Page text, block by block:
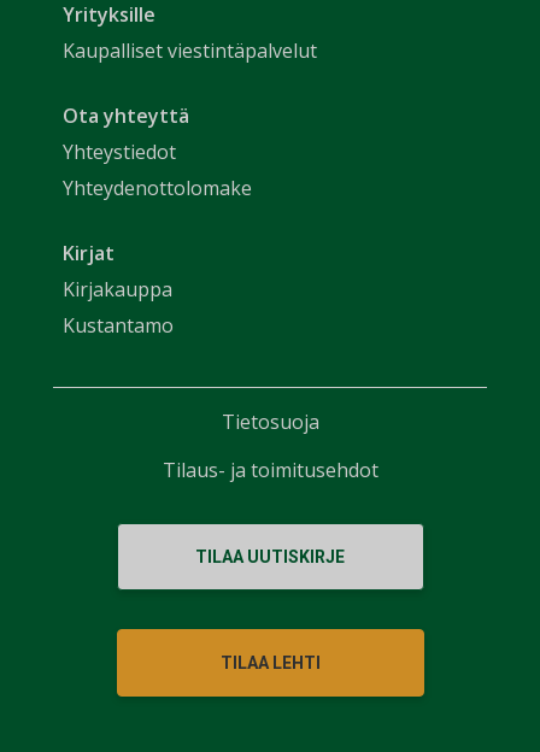
Yrityksille
Kaupalliset viestintäpalvelut
Ota yhteyttä
Yhteystiedot
Yhteydenottolomake
Kirjat
Kirjakauppa
Kustantamo
TILAA UUTISKIRJE
TILAA LEHTI
Tietosuoja
Tilaus- ja toimitusehdot